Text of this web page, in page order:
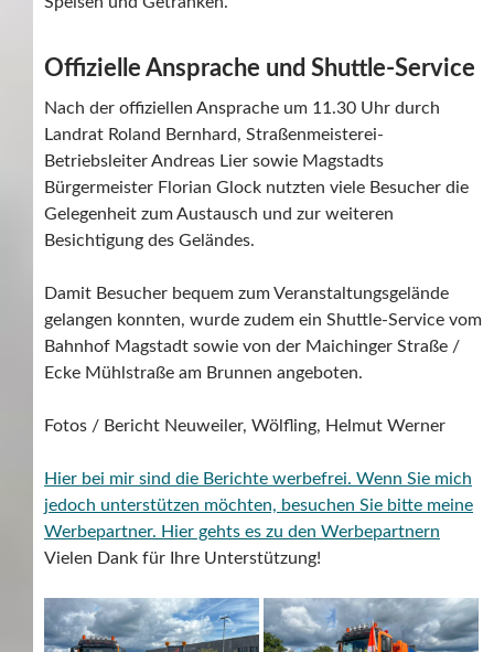
Offizielle Ansprache und Shuttle-Service
Nach der offiziellen Ansprache um 11.30 Uhr durch
Landrat Roland Bernhard, Straßenmeisterei-
Betriebsleiter Andreas Lier sowie Magstadts
Bürgermeister Florian Glock nutzten viele Besucher die
Gelegenheit zum Austausch und zur weiteren
Besichtigung des Geländes.
Damit Besucher bequem zum Veranstaltungsgelände
gelangen konnten, wurde zudem ein Shuttle-Service vom
Bahnhof Magstadt sowie von der Maichinger Straße /
Ecke Mühlstraße am Brunnen angeboten.
Fotos / Bericht Neuweiler, Wölfling, Helmut Werner
Hier bei mir sind die Berichte werbefrei. Wenn Sie mich
jedoch unterstützen möchten, besuchen Sie bitte meine
Werbepartner. Hier gehts es zu den Werbepartnern
Vielen Dank für Ihre Unterstützung!